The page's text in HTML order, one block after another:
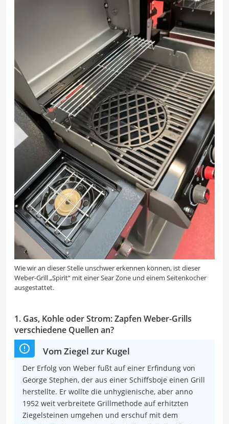
Wie wir an dieser Stelle unschwer erkennen können, ist dieser
Weber-Grill „Spirit“ mit einer Sear Zone und einem Seitenkocher
ausgestattet.
1. Gas, Kohle oder Strom: Zapfen Weber-Grills
verschiedene Quellen an?
Vom Ziegel zur Kugel
Der Erfolg von Weber fußt auf einer Erfindung von
George Stephen, der aus einer Schiffsboje einen Grill
herstellte. Er wollte die unhygienische, aber anno
1952 weit verbreitete Grillmethode auf erhitzten
Ziegelsteinen umgehen und erschuf mit dem